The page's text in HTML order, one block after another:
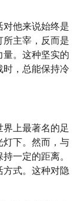
他来说始终是
主宰，反而是
。这种坚实的
，总能保持冷
上最著名的足
下。然而，与
一定的距离。
式。这种对隐